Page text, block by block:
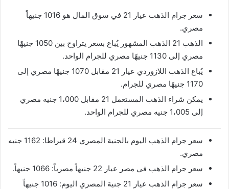
سعر جرام الذهب عيار 21 في سوق المال هو 1016 جنيهاً
مصري.
الذهب 21 الذهب المشهور يُباع بسعر يتراوح بين 1050 جنيهًا
مصري إلى 1130 جنيهًا مصري للجرام الواحد.
يُباع الذهب اللازوردي عيار 21 مقابل 1070 جنيهًا مصري إلى
1170 جنيهًا مصري للجرام.
يمكن شراء الذهب المستعمل 21 مقابل 1،000 جنيه مصري
إلى 1،005 جنيه مصري للجرام الواحد.
سعر جرام الذهب اليوم بالجنية المصري 24 قيراطا: 1162 جنيه
مصري.
سعر جرام الذهب في مصر عيار 22 جنيهاً مصرياً: 1066 جنيهاً.
سعر جرام الذهب عيار 21 جنية المصري اليوم: 1016 جنيهاً